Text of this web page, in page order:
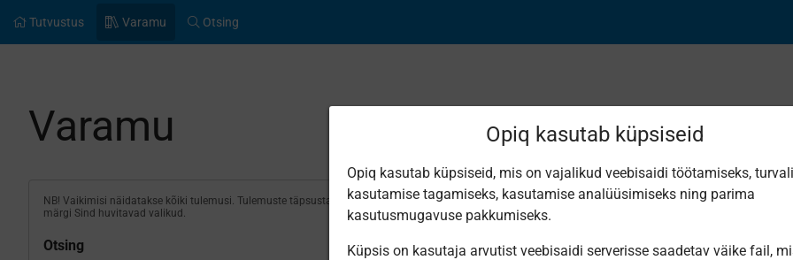
Tutvustus Varamu Otsing
Varamu
NB! Vaikimisi näidatakse kõiki tulemusi. Tulemuste täpsustamiseks
märgi Sind huvitavad valikud.
Otsing
Leiti 2 vastet
Opiq kasutab küpsiseid
Opiq kasutab küpsiseid, mis on vajalikud veebisaidi töötamiseks,
kasutamise tagamiseks, kasutamise analüüsimiseks ning parima
kasutusmugavuse pakkumiseks.
Küpsis on kasutaja arvutist veebisaidi serverisse saadetav väike fail,